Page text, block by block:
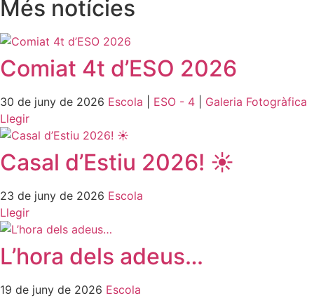
Més notícies
Comiat 4t d’ESO 2026
30 de juny de 2026 Escola ESO - 4
Galeria Fotogràfica
Llegir
Casal d’Estiu 2026! ☀️
23 de juny de 2026 Escola
Llegir
L’hora dels adeus…
19 de juny de 2026 Escola